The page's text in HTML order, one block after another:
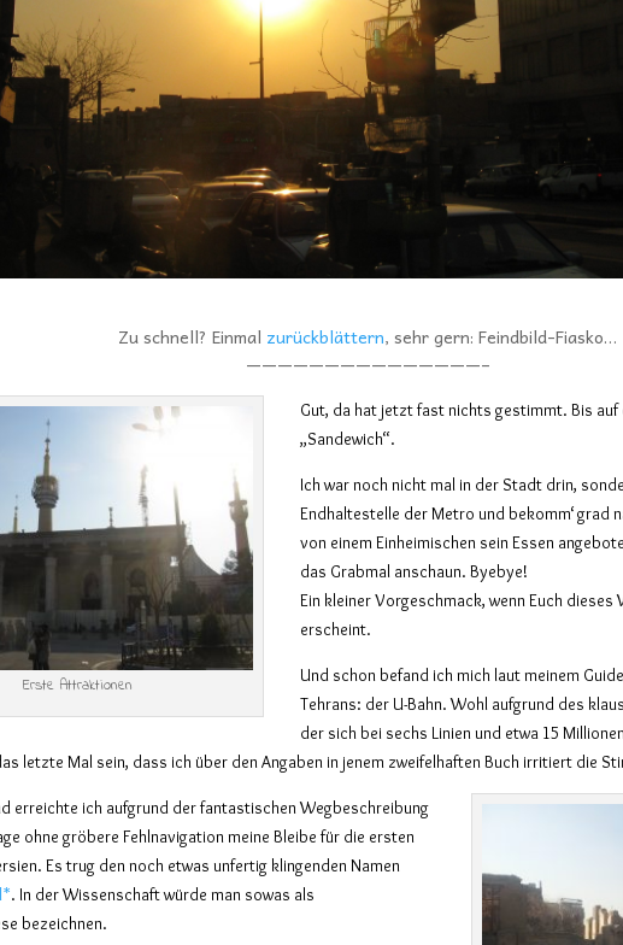
Zu schnell? Einmal zurückblättern, sehr gern: Feindbild-Fiasko…
———————————————–
Erste Attraktionen
Gut, da hat jetzt fast nichts gestimmt. Bis auf
„Sandewich“.
Ich war noch nicht mal in der Stadt drin,
Endhaltestelle der Metro und bekomm‘ grad
von einem Einheimischen sein Essen
das Grabmal anschaun. Byebye!
Ein kleiner Vorgeschmack, wenn Euch
erscheint.
Und schon befand ich mich laut meinem
Tehrans: der U-Bahn. Wohl aufgrund des
der sich bei sechs Linien und etwa 15
letzte Mal sein, dass ich über den Angaben in jenem zweifelhaften Buch irritiert die
erreichte ich aufgrund der fantastischen Wegbeschreibung
ohne gröbere Fehlnavigation meine Bleibe für die ersten
Es trug den noch etwas unfertig klingenden Namen
. In der Wissenschaft würde man sowas als
bezeichnen.